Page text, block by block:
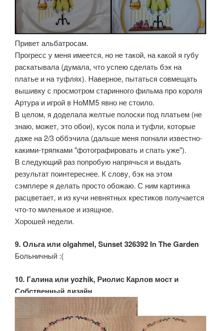
Привет альбатросам.
Прогресс у меня имеется, но не такой, на какой я губу
раскатывала (думала, что успею сделать бэк на
платье и на туфлях). Наверное, пытаться совмещать
вышивку с просмотром старинного фильма про короля
Артура и игрой в HoMM5 явно не стоило.
В целом, я доделала желтые полоски под платьем (не
знаю, может, это обои), кусок пола и туфли, которые
даже на 2/3 оббэчила (дальше меня погнали известно-
какими-тряпками "фотографировать и спать уже").
В следующий раз попробую напрячься и выдать
результат поинтереснее. К слову, бэк на этом
сэмплере я делать просто обожаю. С ним картинка
расцветает, и из кучи невнятных крестиков получается
что-то миленькое и изящное.
Хорошей недели.
9. Ольга или olgahmel, Sunset 326392 In The Garden
Больничный :(
10. Галина или yozhik, Риолис Карлов мост и
Собственный дизайн